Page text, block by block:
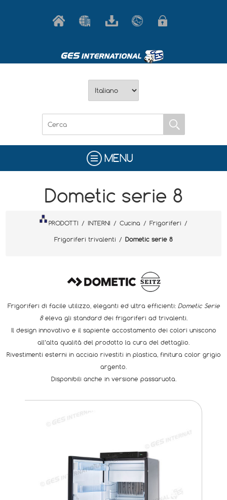
MENU
Dometic serie 8
PRODOTTI / INTERNI / Cucina / Frigoriferi /
Frigoriferi trivalenti / Dometic serie 8
Frigoriferi di facile utilizzo, eleganti ed ultra efficienti: Dometic Serie
8eleva gli standard dei frigoriferi ad trivalenti.
Il design innovativo e il sapiente accostamento dei colori uniscono
all’alta qualità del prodotto la cura del dettaglio.
Rivestimenti esterni in acciaio rivestiti in plastica, finitura color grigio
argento.
Disponibili anche in versione passaruota.